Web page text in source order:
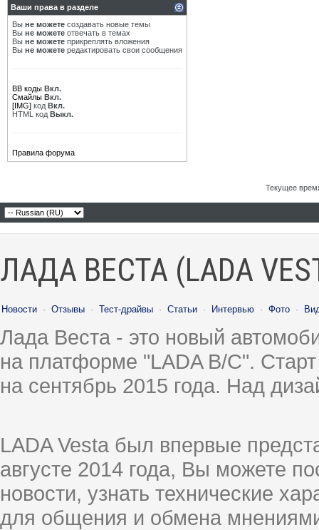
Ваши права в разделе
Вы не можете создавать новые темы
Вы не можете отвечать в темах
Вы не можете прикреплять вложения
Вы не можете редактировать свои сообщения
BB коды Вкл.
Смайлы Вкл.
[IMG] код Вкл.
HTML код Выкл.
Правила форума
Текущее
ЛАДА ВЕСТА (LADA
Новости · Отзывы · Тест-драйвы · Статьи · Интервью · Фото ·
Лада Веста - это новый
на платформе "LADA B/C".
на сентябрь 2015 года. Над
LADA Vesta был впервые
августе 2014 года, Вы можете
новости, узнать технические
для общения и обмена